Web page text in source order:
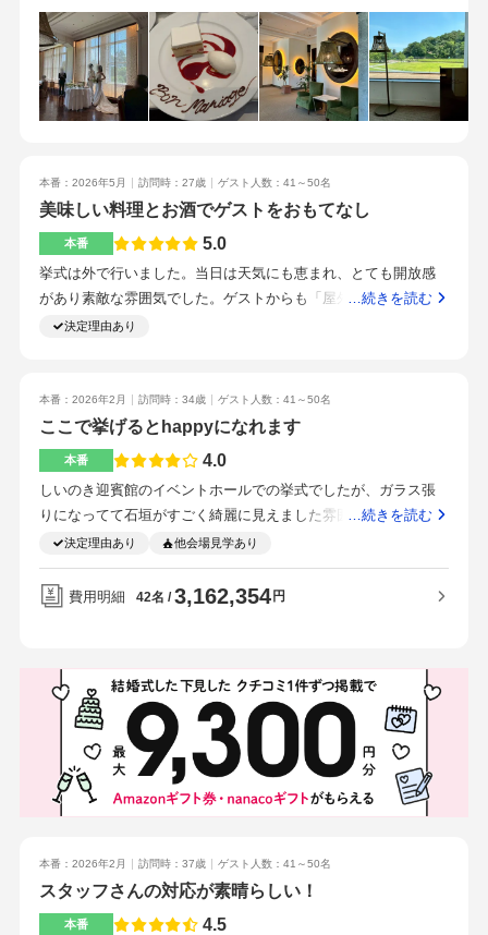
です。とにかくオシャレで洗練されています。落ち着いた大人
っぽい雰囲気の中でゆっくりお食事を楽しめました。スタッフ
の皆さんもレストランの雰囲気に合ったスマートな気配りをし
てくださり、非日常的な空間で贅沢な時間を過ごせました。料
理と装花は、希望を反映していった結果、当初の見積りより上
食べ比べの試食をしました。本場フランスのお話や、この土地
ならではのアドバイスなども教えていただき、すごく参考にな
りました。お料理が美味しいのはもちろんなのですが、スタッ
フのみなさんが作ってくださるレストランの温かい雰囲気が本
当に素敵でした。金沢駅から車で10分ほどです。交通手段が
車、タクシー、バスと複数あってアクセスしやすいです。担当
のプランナーさんは、私たちのたくさんのリクエストに親身に
かりました。こちらからの連絡にもいつも素早くお返事をいた
だけたので、とても安心して準備を進めることができました！
当日はスタッフのみなさんがとにかく手厚くフォローしてくだ
さり、安心して本番に臨むことができました。披露宴では、私
たち自身もお料理をしっかり楽しむことができて大満足です！
特にトリュフのスープは試食の時にその美味しさに感動し、
が、ゲストのみなさんからも大好評でした。演出や装飾など、
打合せの場でこういう選択肢があると紹介してもらえます。私
なので、大きい会場というよりは、お話ししながら食事できる
会場を希望していました。スタッフの方の接客が良かったこと
と、会場の外観や内装がオシャレで洗練されていたことが決め
手になりました。
本番：2026年5月 訪問時：27歳 ゲスト人数：41～50名
美味しい料理とお酒でゲストをおもてなし
本番 5.0
挙式は外で行いました。当日は天気にも恵まれ、とても開放感
があり素敵な雰囲気でした。ゲストからも「屋外での挙式は初
めてだったけど、とても良かった」と言ってもらえることが多
近いアットホームな時間を過ごせました。一方で、エンドロー
ルの上映はテレビで行われるため、席によっては少し見えにく
いと感じる方もいるかもしれません。料理・会場の装飾・衣装
にこだわったため。料理はゲストから一番好評だったポイント
でした。「本当においしかった」という感想をたくさんいただ
けて、料理を重視して良かったと心から思いました。私たちは
「おいしい料理を囲みながら楽しくお祝いしてもらえたら」と
いう思いで準備をしてきたので、その気持ちが伝わったことが
とても嬉しかったです。お酒も好評で、特に乾杯酒は多くのゲ
なっています。自家用車で来られる方には駐車券がサービスさ
れます。特定の時間分を超過すると、新郎新婦の負担となりま
した。打ち合わせの段階から当日まで、スタッフの皆さんが本
当に親身に対応してくださいました。不安なことや細かな相談
にも丁寧に寄り添ってくださり、毎回の打ち合わせが楽しみに
なるほどでした。当日も安心してお任せすることができ、おか
についての知識も抜群です。お料理です。私たちは「大切な人
たちをおもてなししたい」という気持ちが一番だったので、レ
ストランウェディングを選びました。ゲストの皆さんから「料
…続きを読む
決定理由あり
本番：2026年2月 訪問時：34歳 ゲスト人数：41～50名
ここで挙げるとhappyになれます
本番 4.0
しいのき迎賓館のイベントホールでの挙式でしたが、ガラス張
りになってて石垣がすごく綺麗に見えました雰囲気はすごくい
いです。40名でもいっぱいに感じたので、これぐらいの人数ま
でがちょうどいいと思います。料理、新婦衣装、装花はこだわ
りました。ペーパーアイテム、新郎衣装、引出物(一部)、プチギ
だと思います。しいの木がものすごくきれいでした。料理が圧
倒的に美味しかったです当日は忙しくて余裕がないと思います
が写真を撮りたい場所を決めておいた方がいいと思います料理
とスタッフの対応交通の便堅苦しくなく落ち着いたアットホー
ムな雰囲気スタッフの対応金額
…続きを読む
決定理由あり 他会場見学あり
費用明細 42名 3,162,354 円
本番：2026年2月 訪問時：37歳 ゲスト人数：41～50名
スタッフさんの対応が素晴らしい！
本番 4.5